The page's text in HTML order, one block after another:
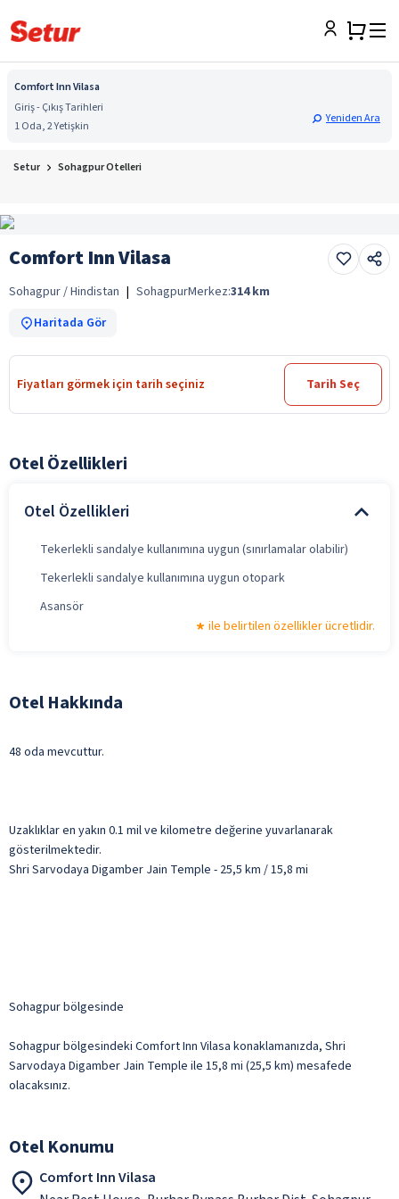
Comfort Inn Vilasa
Giriş - Çıkış Tarihleri
1 Oda, 2 Yetişkin
Yeniden Ara
Setur Sohagpur Otelleri
Comfort Inn Vilasa
Sohagpur / Hindistan | SohagpurMerkez:314 km
Haritada Gör
Fiyatları görmek için tarih seçiniz Tarih Seç
Otel Özellikleri
Otel Özellikleri
Tekerlekli sandalye kullanımına uygun (sınırlamalar olabilir)
Tekerlekli sandalye kullanımına uygun otopark
Asansör
ile belirtilen özellikler ücretlidir.
Otel Hakkında
48 oda mevcuttur.
Uzaklıklar en yakın 0.1 mil ve kilometre değerine yuvarlanarak
gösterilmektedir.
Shri Sarvodaya Digamber Jain Temple - 25,5 km / 15,8 mi
Sohagpur bölgesinde
Sohagpur bölgesindeki Comfort Inn Vilasa konaklamanızda, Shri
Sarvodaya Digamber Jain Temple ile 15,8 mi (25,5 km) mesafede
olacaksınız.
Otel Konumu
Comfort Inn Vilasa